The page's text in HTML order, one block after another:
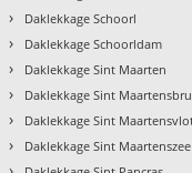
› Daklekkage Schoorl
› Daklekkage Schoorldam
› Daklekkage Sint Maarten
› Daklekkage Sint
› Daklekkage Sint
› Daklekkage Sint Maartenszee